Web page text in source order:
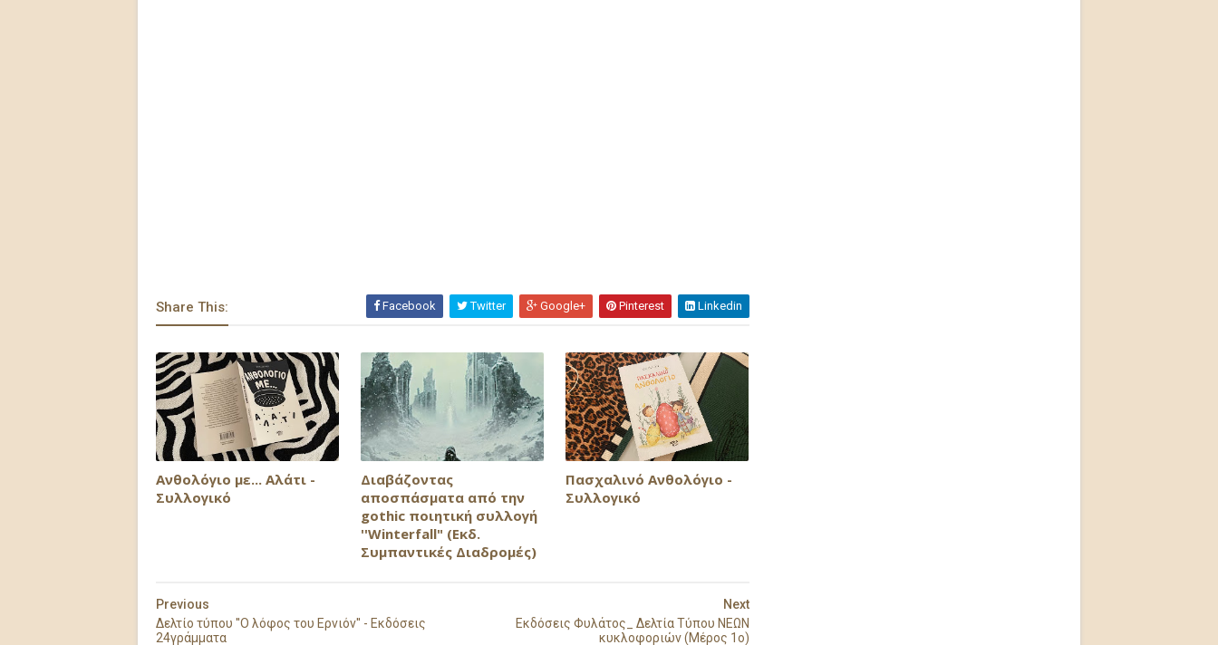
Share This: Facebook Twitter Google+ Pinterest Linkedin
Ανθολόγιο με... Αλάτι -
Συλλογικό
Διαβάζοντας
αποσπάσματα από την
gothic ποιητική συλλογή
''Winterfall" (Εκδ.
Συμπαντικές Διαδρομές)
Πασχαλινό Ανθολόγιο -
Συλλογικό
Next
Εκδόσεις Φυλάτος_ Δελτία Τύπου ΝΕΩΝ
κυκλοφοριών (Μέρος 1ο)
Previous
Δελτίο τύπου ''Ο λόφος του Ερνιόν'' - Εκδόσεις
24γράμματα